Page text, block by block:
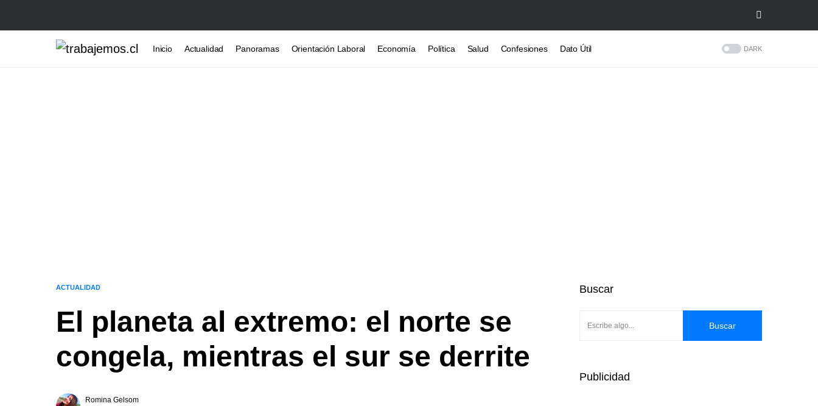
Inicio Actualidad Panoramas Orientación Laboral Economía Política Salud Confesiones Dato Útil DARK
ACTUALIDAD
El planeta al extremo: el norte se
congela, mientras el sur se derrite
Romina Gelsom
Buscar
Buscar
Publicidad